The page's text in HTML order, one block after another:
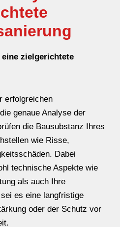
zielgerichtete
erfolgreichen
genaue Analyse der
die Bausubstanz Ihres
wie Risse,
Dabei
technische Aspekte wie
als auch Ihre
es eine langfristige
oder der Schutz vor